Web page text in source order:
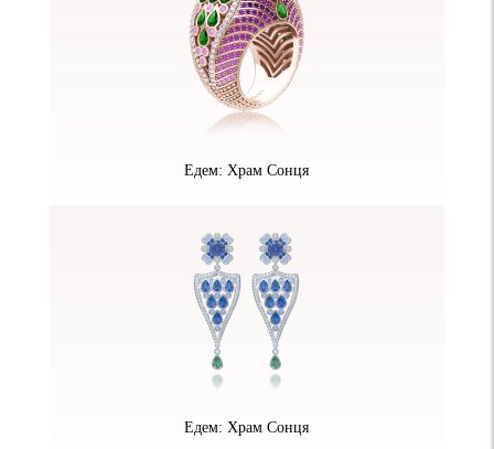
Едем: Храм Сонця
Едем: Храм Сонця